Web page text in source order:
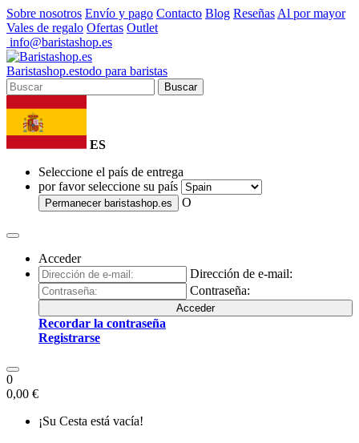
Sobre nosotros Envío y pago Contacto Blog Reseñas Al por mayor
Vales de regalo Ofertas Outlet
info@baristashop.es
Baristashop.estodo para baristas
Buscar
ES
Seleccione el país de entrega
por favor seleccione su país
Permanecer baristashop.es O
Acceder
Dirección de e-mail:
Contraseña:
Acceder
Recordar la contraseña
Registrarse
0
0,00 €
¡Su Cesta está vacía!